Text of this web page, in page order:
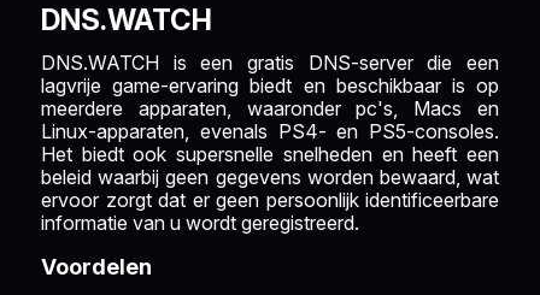
DNS.WATCH
DNS.WATCH is een gratis DNS-server die een
lagvrije game-ervaring biedt en beschikbaar is op
meerdere apparaten, waaronder pc's, Macs en
Linux-apparaten, evenals PS4- en PS5-consoles.
Het biedt ook supersnelle snelheden en heeft een
beleid waarbij geen gegevens worden bewaard, wat
ervoor zorgt dat er geen persoonlijk identificeerbare
informatie van u wordt geregistreerd.
Voordelen